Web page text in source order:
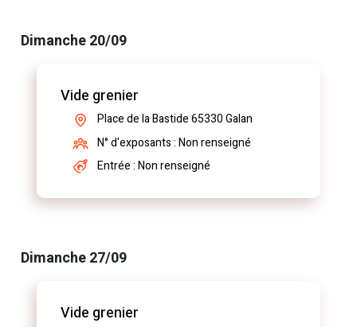
Dimanche 20/09
Vide grenier
Place de la Bastide 65330 Galan
N° d'exposants : Non renseigné
Entrée : Non renseigné
Dimanche 27/09
Vide grenier